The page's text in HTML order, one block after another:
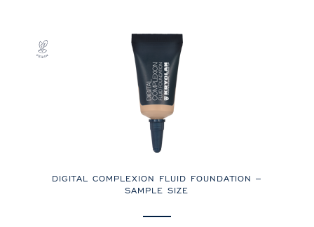
DIGITAL COMPLEXION FLUID FOUNDATION –
SAMPLE SIZE